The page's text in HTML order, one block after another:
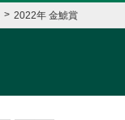
> 2022年 金鯱賞